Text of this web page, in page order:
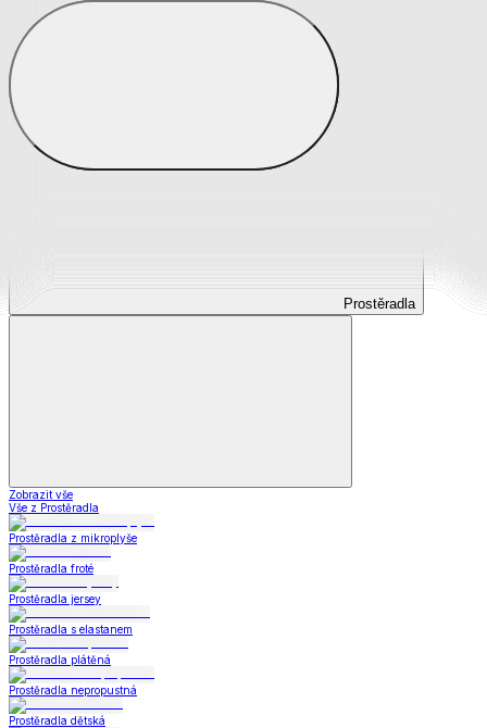
Prostěradla
Prostěradla
Zobrazit vše
Vše z Prostěradla
Prostěradla z mikroplyše
Prostěradla froté
Prostěradla jersey
Prostěradla s elastanem
Prostěradla plátěná
Prostěradla nepropustná
Prostěradla dětská